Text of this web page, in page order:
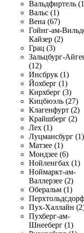
Вальдфиртель
Вальс (1)
Вена (67)
Гойнг-ам-
Кайзер (2)
Грац (3)
Зальцбург-
(12)
Инсбрук (1)
Йохберг (1)
Кирхберг (3)
Кицбюэль (27)
Клагенфурт (2)
Крайшберг (2)
Лех (1)
Луцмансбург (1)
Матзее (1)
Мондзее (6)
Нойленгбах (1)
Ноймаркт-ам-
Валлерзее (2)
Оберальм (1)
Пух-Халлайн
Пухберг-ам-
Шнееберг (1)